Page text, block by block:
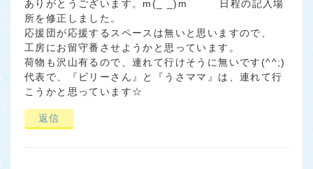
ありがとうございます。m(_ _)m 日程の記入場
所を修正しました。
応援団が応援するスペースは無いと思いますので、
工房にお留守番させようかと思っています。
荷物も沢山有るので、連れて行けそうに無いです(^^;)
代表で、『ビリーさん』と『うさママ』は、連れて行
こうかと思っています☆
返信